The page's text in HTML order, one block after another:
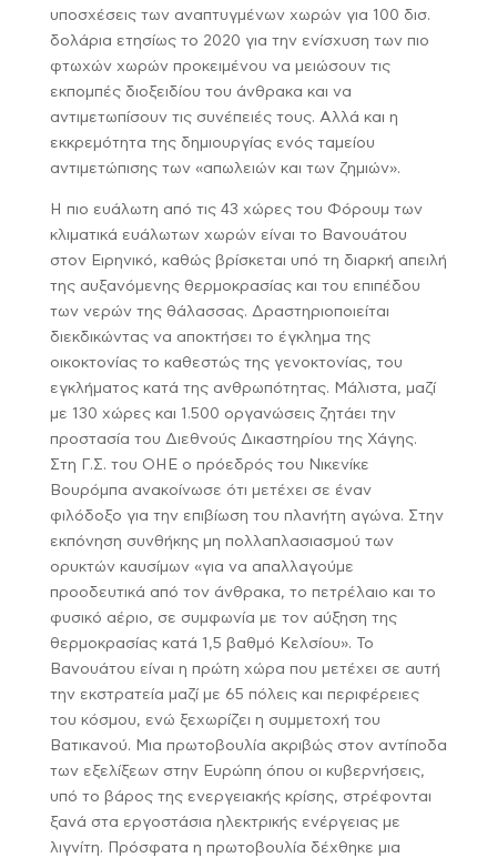
υποσχέσεις των αναπτυγμένων χωρών για 100 δισ.
δολάρια ετησίως το 2020 για την ενίσχυση των πιο
φτωχών χωρών προκειμένου να μειώσουν τις
εκπομπές διοξειδίου του άνθρακα και να
αντιμετωπίσουν τις συνέπειές τους. Αλλά και η
εκκρεμότητα της δημιουργίας ενός ταμείου
αντιμετώπισης των «απωλειών και των ζημιών».
Η πιο ευάλωτη από τις 43 χώρες του Φόρουμ των
κλιματικά ευάλωτων χωρών είναι το Βανουάτου
στον Ειρηνικό, καθώς βρίσκεται υπό τη διαρκή απειλή
της αυξανόμενης θερμοκρασίας και του επιπέδου
των νερών της θάλασσας. Δραστηριοποιείται
διεκδικώντας να αποκτήσει το έγκλημα της
οικοκτονίας το καθεστώς της γενοκτονίας, του
εγκλήματος κατά της ανθρωπότητας. Μάλιστα, μαζί
με 130 χώρες και 1.500 οργανώσεις ζητάει την
προστασία του Διεθνούς Δικαστηρίου της Χάγης.
Στη Γ.Σ. του ΟΗΕ ο πρόεδρός του Νικενίκε
Βουρόμπα ανακοίνωσε ότι μετέχει σε έναν
φιλόδοξο για την επιβίωση του πλανήτη αγώνα. Στην
εκπόνηση συνθήκης μη πολλαπλασιασμού των
ορυκτών καυσίμων «για να απαλλαγούμε
προοδευτικά από τον άνθρακα, το πετρέλαιο και το
φυσικό αέριο, σε συμφωνία με τον αύξηση της
θερμοκρασίας κατά 1,5 βαθμό Κελσίου». Το
Βανουάτου είναι η πρώτη χώρα που μετέχει σε αυτή
την εκστρατεία μαζί με 65 πόλεις και περιφέρειες
του κόσμου, ενώ ξεχωρίζει η συμμετοχή του
Βατικανού. Μια πρωτοβουλία ακριβώς στον αντίποδα
των εξελίξεων στην Ευρώπη όπου οι κυβερνήσεις,
υπό το βάρος της ενεργειακής κρίσης, στρέφονται
ξανά στα εργοστάσια ηλεκτρικής ενέργειας με
λιγνίτη. Πρόσφατα η πρωτοβουλία δέχθηκε μια